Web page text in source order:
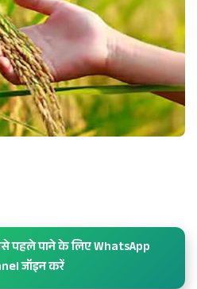
पहले पाने के लिए WhatsApp
जॉइन करें